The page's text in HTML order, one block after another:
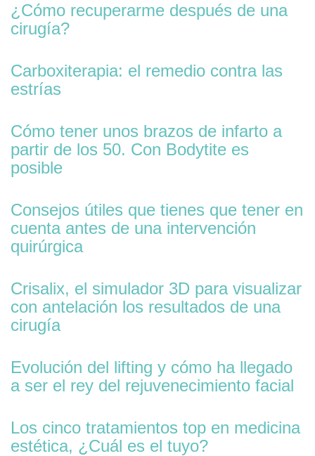
¿Cómo recuperarme después de una
cirugía?
Carboxiterapia: el remedio contra las
estrías
Cómo tener unos brazos de infarto a
partir de los 50. Con Bodytite es
posible
Consejos útiles que tienes que tener en
cuenta antes de una intervención
quirúrgica
Crisalix, el simulador 3D para visualizar
con antelación los resultados de una
cirugía
Evolución del lifting y cómo ha llegado
a ser el rey del rejuvenecimiento facial
Los cinco tratamientos top en medicina
estética, ¿Cuál es el tuyo?